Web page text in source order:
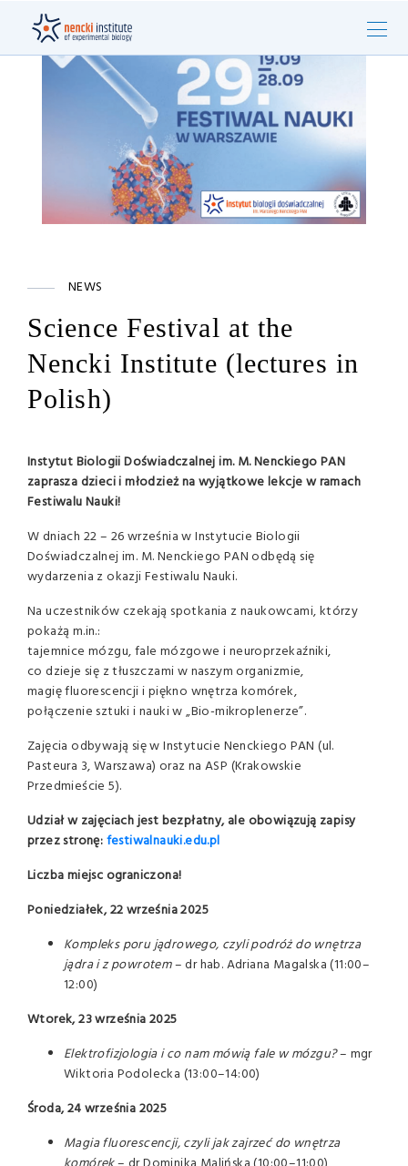
NEWS
Science Festival at the
Nencki Institute (lectures in
Polish)
Instytut Biologii Doświadczalnej im. M. Nenckiego PAN
zaprasza dzieci i młodzież na wyjątkowe lekcje w ramach
Festiwalu Nauki!
W dniach 22 – 26 września w Instytucie Biologii
Doświadczalnej im. M. Nenckiego PAN odbędą się
wydarzenia z okazji Festiwalu Nauki.
Na uczestników czekają spotkania z naukowcami, którzy
pokażą m.in.:
tajemnice mózgu, fale mózgowe i neuroprzekaźniki,
co dzieje się z tłuszczami w naszym organizmie,
magię fluorescencji i piękno wnętrza komórek,
połączenie sztuki i nauki w „Bio-mikroplenerze”.
Zajęcia odbywają się w Instytucie Nenckiego PAN (ul.
Pasteura 3, Warszawa) oraz na ASP (Krakowskie
Przedmieście 5).
Udział w zajęciach jest bezpłatny, ale obowiązują zapisy
przez stronę:festiwalnauki.edu.pl
Liczba miejsc ograniczona!
Poniedziałek, 22 września 2025
Kompleks poru jądrowego, czyli podróż do wnętrza
jądra i z powrotem– dr hab. Adriana Magalska (11:00–
12:00)
Wtorek, 23 września 2025
Elektrofizjologia i co nam mówią fale w mózgu?– mgr
Wiktoria Podolecka (13:00–14:00)
Środa, 24 września 2025
Magia fluorescencji, czyli jak zajrzeć do wnętrza